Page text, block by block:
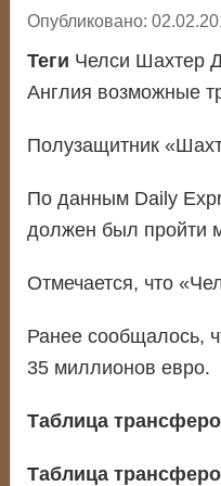
Опубликовано:
Теги Челси Шахтер
Англия возможные
Полузащитник
По данным Daily
должен был пройти
Отмечается, что
Ранее сообщалось,
35 миллионов евро.
Таблица
Таблица